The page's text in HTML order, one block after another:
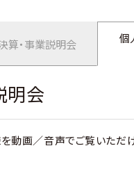
算・事業説明会
個
明会
動画／音声でご覧いただけ